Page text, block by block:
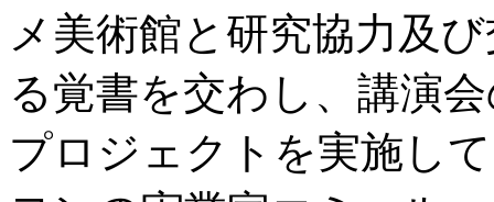
メ美術館と研究協力及
る覚書を交わし、講演
プロジェクトを実施し